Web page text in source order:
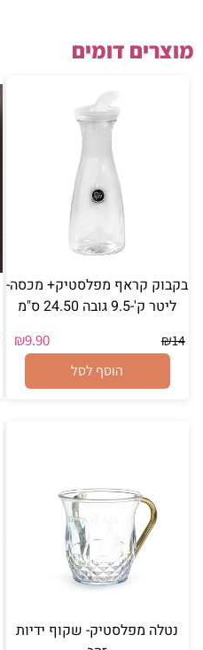
מוצרים דומים
⁦בקבוק קראף מפלסטיק+ מכסה-
ליטר ק'-9.5 גובה 24.50 ס"מ
₪14
₪9.90
הוסף לסל
נטלה מפלסטיק- שקוף ידיות